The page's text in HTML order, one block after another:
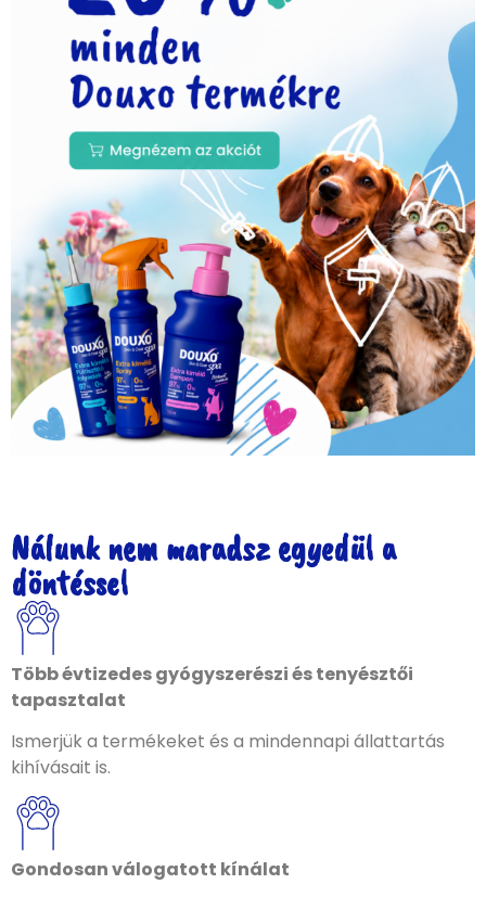
Nálunk nem maradsz egyedül a
döntéssel
Több évtizedes gyógyszerészi és tenyésztői
tapasztalat
Ismerjük a termékeket és a mindennapi állattartás
kihívásait is.
Gondosan válogatott kínálat